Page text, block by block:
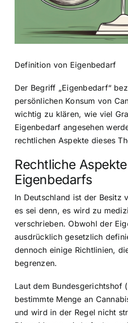
Definition von Eigenbedarf
Der Begriff „Eigenbedarf“
persönlichen Konsum von
wichtig zu klären, wie viel
Eigenbedarf angesehen
rechtlichen Aspekte dieses
Rechtliche
Eigenbedarfs
In Deutschland ist der Besitz
es sei denn, es wird zu
verschrieben. Obwohl der
ausdrücklich gesetzlich
dennoch einige Richtlinien,
begrenzen.
Laut dem Bundesgerichtshof
bestimmte Menge an
und wird in der Regel nicht